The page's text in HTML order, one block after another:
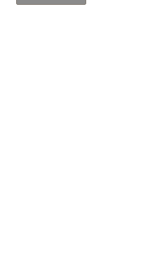
Trockennahrung